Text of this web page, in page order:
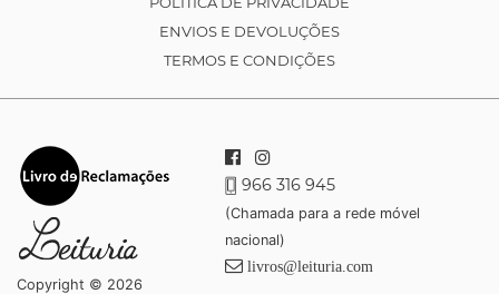
ENVIOS E DEVOLUÇÕES
TERMOS E CONDIÇÕES
Copyright © 2026
966 316 945
(Chamada para a rede móvel
nacional)
livros@leituria.com